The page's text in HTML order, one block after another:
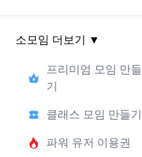
소모임 더보기 ▼
프리미엄 모임 만들
기
클래스 모임 만들기
파워 유저 이용권